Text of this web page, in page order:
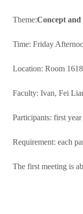
Theme:Concept and
Time: Friday
Location: Room 1618
Faculty: Ivan, Fei
Participants: first
Requirement: each
The first meeting is